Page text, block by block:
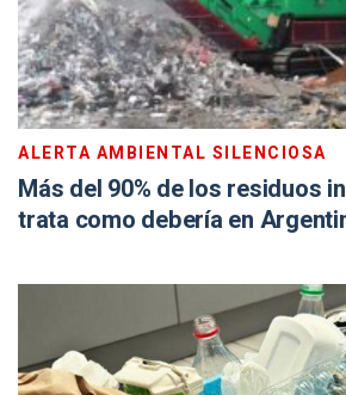
ALERTA AMBIENTAL SILENCIOSA
Más del 90% de los residuos
trata como debería en